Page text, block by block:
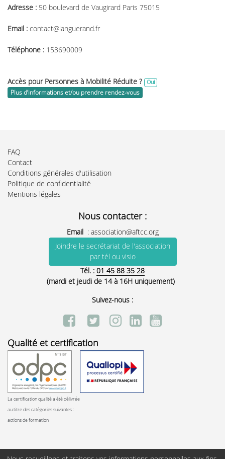
Adresse : 50 boulevard de Vaugirard Paris 75015
Email : contact@languerand.fr
Téléphone : 153690009
Accès pour Personnes à Mobilité Réduite ? Oui
Plus d’informations et/ou prendre rendez-vous
FAQ
Contact
Conditions générales d'utilisation
Politique de confidentialité
Mentions légales
Nous contacter :
Email : association@aftcc.org
Joindre le secrétariat de l'association
par tél ou visio
Tél. : 01 45 88 35 28
(mardi et jeudi de 14 à 16H uniquement)
Suivez-nous :
Qualité et certification
La certification qualité a été délivrée
au titre des catégories suivantes :
actions de formation